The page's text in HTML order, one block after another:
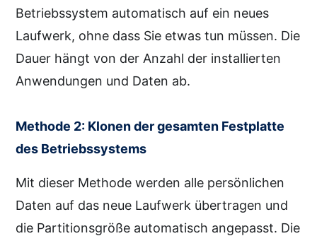
Betriebssystem automatisch auf ein neues
Laufwerk, ohne dass Sie etwas tun müssen. Die
Dauer hängt von der Anzahl der installierten
Anwendungen und Daten ab.
Methode 2: Klonen der gesamten Festplatte
des Betriebssystems
Mit dieser Methode werden alle persönlichen
Daten auf das neue Laufwerk übertragen und
die Partitionsgröße automatisch angepasst. Die